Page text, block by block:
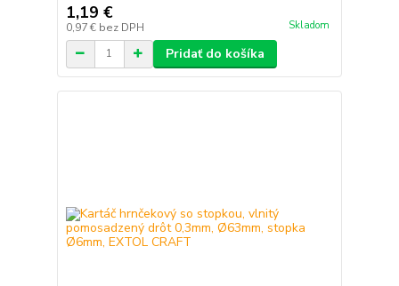
1,19 €
0,97 € bez DPH Skladom
Pridať do košíka